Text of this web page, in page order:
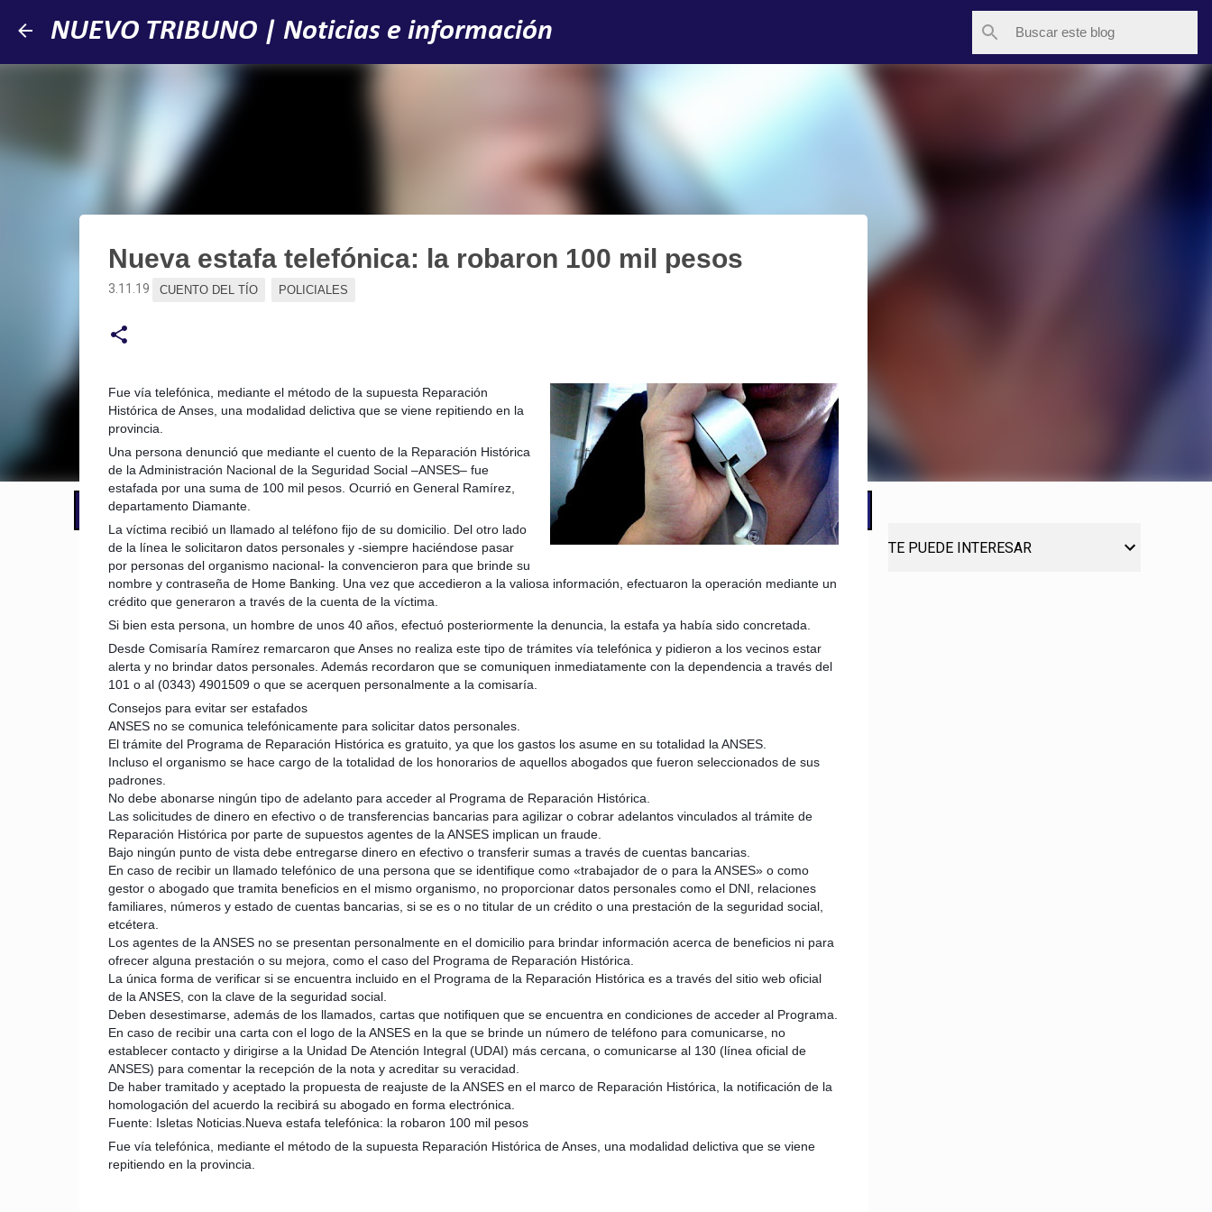
Ir al contenido principal
NUEVO TRIBUNO | Noticias e información
📢 LO ÚLTIMO El Gobierno postergó la reunión paritaria con estatales
Nueva estafa telefónica: la robaron 100 mil pesos
3.11.19 CUENTO DEL TÍO POLICIALES
Fue vía telefónica, mediante el método de la supuesta Reparación
Histórica de Anses, una modalidad delictiva que se viene repitiendo en la
provincia.
Una persona denunció que mediante el cuento de la Reparación Histórica
de la Administración Nacional de la Seguridad Social –ANSES– fue
estafada por una suma de 100 mil pesos. Ocurrió en General Ramírez,
departamento Diamante.
La víctima recibió un llamado al teléfono fijo de su domicilio. Del otro lado
de la línea le solicitaron datos personales y -siempre haciéndose pasar
por personas del organismo nacional- la convencieron para que brinde su
nombre y contraseña de Home Banking. Una vez que accedieron a la valiosa información, efectuaron la operación mediante un
crédito que generaron a través de la cuenta de la víctima.
Si bien esta persona, un hombre de unos 40 años, efectuó posteriormente la denuncia, la estafa ya había sido concretada.
Desde Comisaría Ramírez remarcaron que Anses no realiza este tipo de trámites vía telefónica y pidieron a los vecinos estar
alerta y no brindar datos personales. Además recordaron que se comuniquen inmediatamente con la dependencia a través del
101 o al (0343) 4901509 o que se acerquen personalmente a la comisaría.
Consejos para evitar ser estafados
ANSES no se comunica telefónicamente para solicitar datos personales.
El trámite del Programa de Reparación Histórica es gratuito, ya que los gastos los asume en su totalidad la ANSES.
Incluso el organismo se hace cargo de la totalidad de los honorarios de aquellos abogados que fueron seleccionados de sus
padrones.
No debe abonarse ningún tipo de adelanto para acceder al Programa de Reparación Histórica.
Las solicitudes de dinero en efectivo o de transferencias bancarias para agilizar o cobrar adelantos vinculados al trámite de
Reparación Histórica por parte de supuestos agentes de la ANSES implican un fraude.
Bajo ningún punto de vista debe entregarse dinero en efectivo o transferir sumas a través de cuentas bancarias.
En caso de recibir un llamado telefónico de una persona que se identifique como «trabajador de o para la ANSES» o como
gestor o abogado que tramita beneficios en el mismo organismo, no proporcionar datos personales como el DNI, relaciones
familiares, números y estado de cuentas bancarias, si se es o no titular de un crédito o una prestación de la seguridad social,
etcétera.
Los agentes de la ANSES no se presentan personalmente en el domicilio para brindar información acerca de beneficios ni para
ofrecer alguna prestación o su mejora, como el caso del Programa de Reparación Histórica.
La única forma de verificar si se encuentra incluido en el Programa de la Reparación Histórica es a través del sitio web oficial
de la ANSES, con la clave de la seguridad social.
Deben desestimarse, además de los llamados, cartas que notifiquen que se encuentra en condiciones de acceder al Programa.
En caso de recibir una carta con el logo de la ANSES en la que se brinde un número de teléfono para comunicarse, no
establecer contacto y dirigirse a la Unidad De Atención Integral (UDAI) más cercana, o comunicarse al 130 (línea oficial de
ANSES) para comentar la recepción de la nota y acreditar su veracidad.
De haber tramitado y aceptado la propuesta de reajuste de la ANSES en el marco de Reparación Histórica, la notificación de la
homologación del acuerdo la recibirá su abogado en forma electrónica.
Fuente: Isletas Noticias.Nueva estafa telefónica: la robaron 100 mil pesos
Fue vía telefónica, mediante el método de la supuesta Reparación Histórica de Anses, una modalidad delictiva que se viene
repitiendo en la provincia.
TE PUEDE INTERESAR